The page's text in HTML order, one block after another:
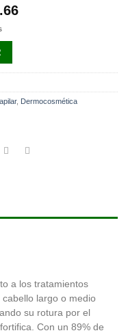
El
, Dermocosmética
a los tratamientos
largo o medio
su rotura por el
Con un 89% de